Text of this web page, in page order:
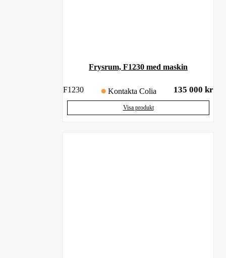
Frysrum, F1230 med maskin
F1230 Kontakta Colia 135 000 kr
Visa produkt